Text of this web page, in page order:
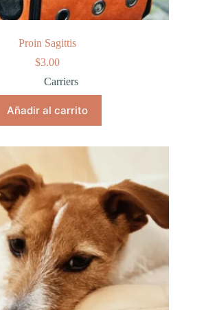
Proin Sagittis
$3.00
Carriers
Añadir al carrito